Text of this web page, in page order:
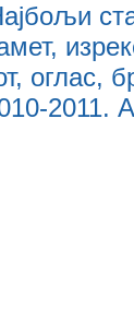
,
, оглас,
2011.